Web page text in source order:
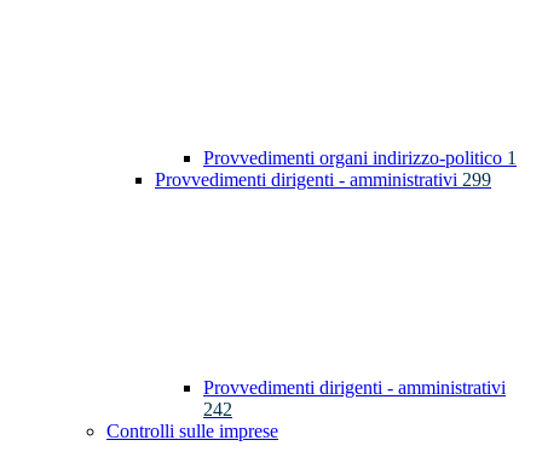
Provvedimenti organi indirizzo-politico 1
Provvedimenti dirigenti - amministrativi 299
Provvedimenti dirigenti - amministrativi
242
Controlli sulle imprese